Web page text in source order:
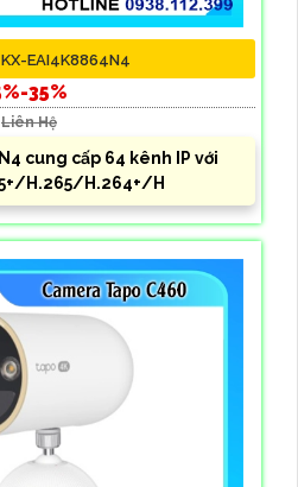
EAI4K8864N4
35%
Liên Hệ
cung cấp 64 kênh IP với
H.265/H.264+/H